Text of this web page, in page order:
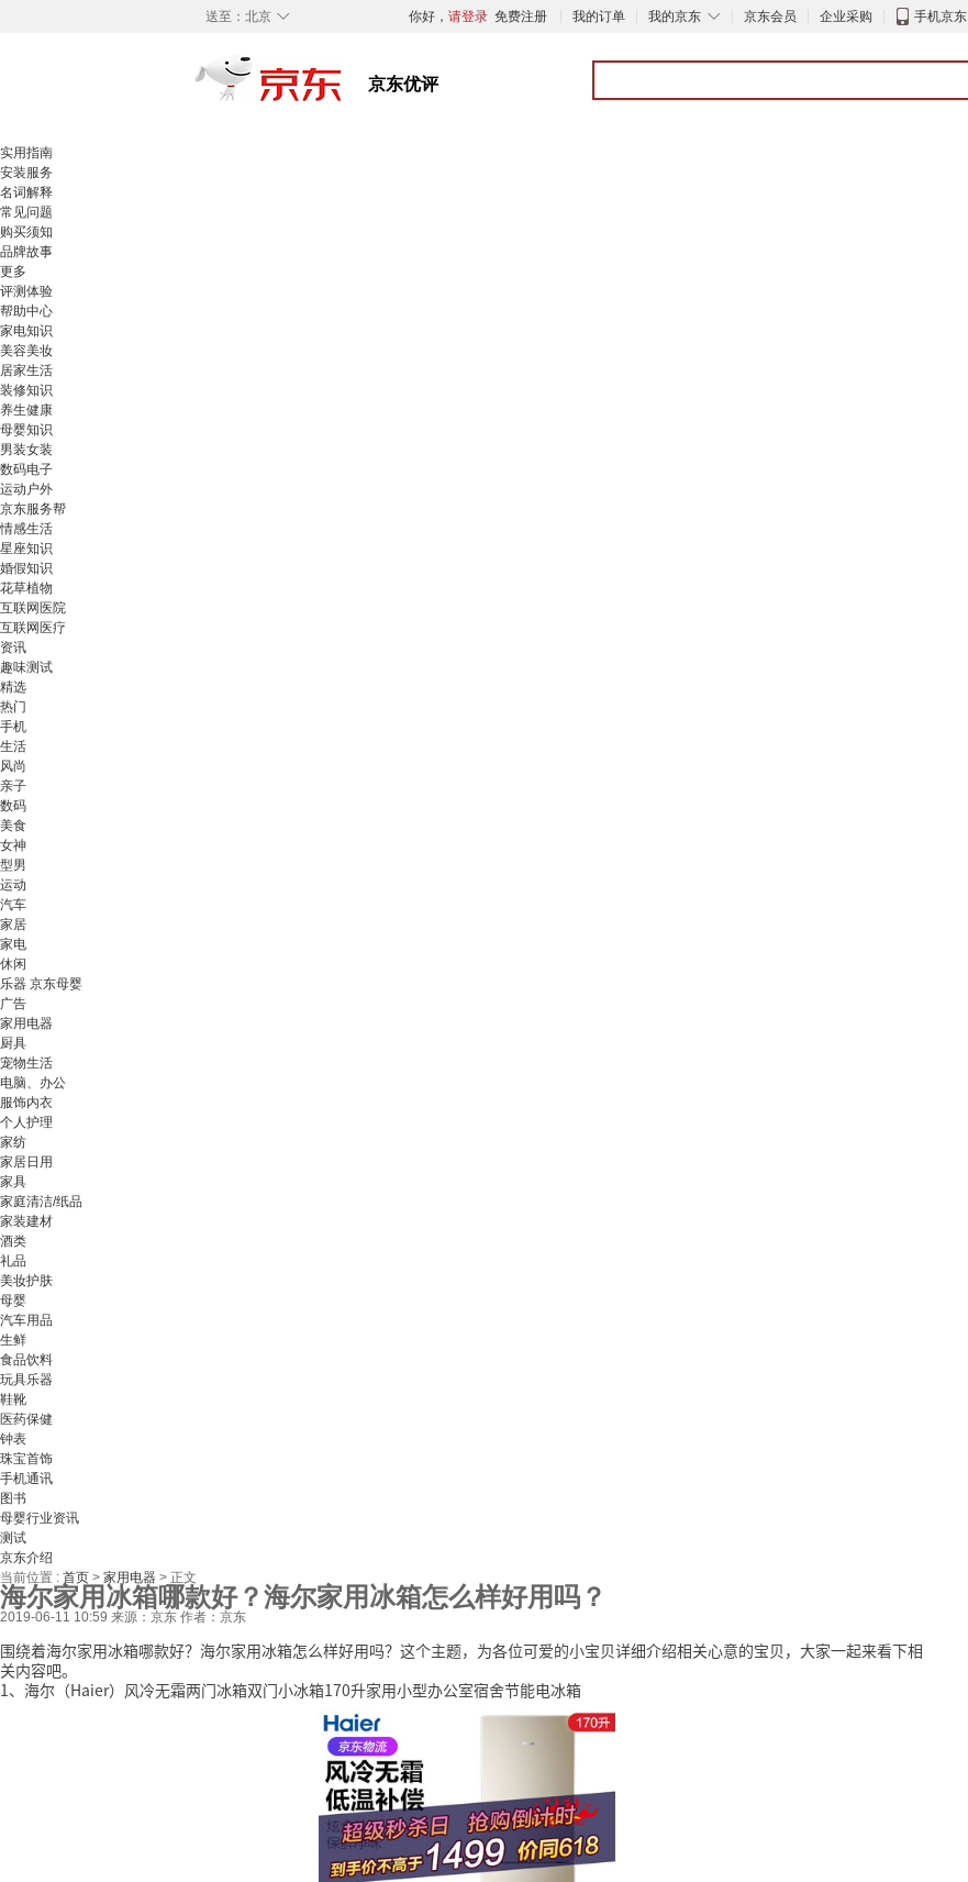
◇
送至： 北京 你好， 请登录 免费注册 我的订单 ◇
我的京东 京东会员 企业采购 手机京东
实用指南
安装服务
名词解释
常见问题
购买须知
品牌故事
更多
评测体验
帮助中心
家电知识
美容美妆
居家生活
装修知识
养生健康
母婴知识
男装女装
数码电子
运动户外
京东服务帮
情感生活
星座知识
婚假知识
花草植物
互联网医院
互联网医疗
资讯
趣味测试
精选
热门
手机
生活
风尚
亲子
数码
美食
女神
型男
运动
汽车
家居
家电
休闲
乐器 京东母婴
广告
家用电器
厨具
宠物生活
电脑、办公
服饰内衣
个人护理
家纺
家居日用
家具
家庭清洁/纸品
家装建材
酒类
礼品
美妆护肤
母婴
汽车用品
生鲜
食品饮料
玩具乐器
鞋靴
医药保健
钟表
珠宝首饰
手机通讯
图书
母婴行业资讯
测试
京东介绍
当前位置 : 首页 > 家用电器 > 正文
海尔家用冰箱哪款好？海尔家用冰箱怎么样好用吗？
2019-06-11 10:59 来源：京东 作者：京东
围绕着海尔家用冰箱哪款好？海尔家用冰箱怎么样好用吗？这个主题，为各位可爱的小宝贝详细介绍相关心意的宝贝，大家一起来看下相
关内容吧。
1、海尔（Haier）风冷无霜两门冰箱双门小冰箱170升家用小型办公室宿舍节能电冰箱